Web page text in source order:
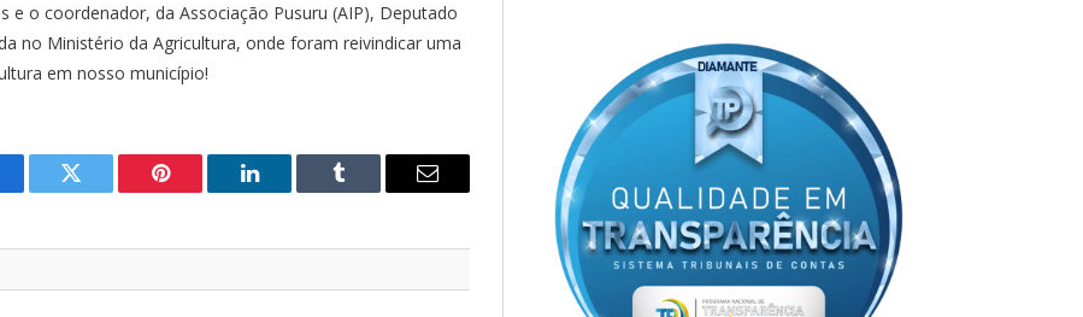
e o coordenador, da Associação Pusuru (AIP), Deputado
no Ministério da Agricultura, onde foram reivindicar uma
em nosso município!
Twitter Pinterest
O
Tumblr
E-